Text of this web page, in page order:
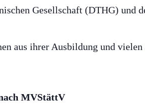
Gesellschaft (DTHG) und
aus ihrer Ausbildung und
MVStättV